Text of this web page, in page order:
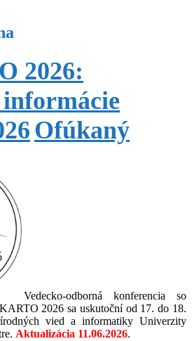
2026:
Ofúkaný
Vedecko-odborná konferencia so
2026 sa uskutoční od 17. do 18.
vied a informatiky Univerzity
Aktualizácia 11.06.2026.